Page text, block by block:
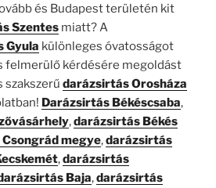
és Budapest területén kit
Szentes miatt? A
Gyula különleges óvatosságot
felmerülő kérdésére megoldást
szakszerű darázsirtás Orosháza
Darázsirtás Békéscsaba,
,darázsirtás Békés
megye,darázsirtás
,darázsirtás
Baja,darázsirtás